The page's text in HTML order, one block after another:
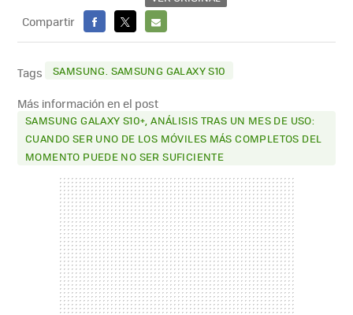
Compartir
FACEBOOK
X
E-
MAIL
Tags SAMSUNG. SAMSUNG GALAXY S10
Más información en el post
SAMSUNG GALAXY S10+, ANÁLISIS TRAS UN MES DE USO:
CUANDO SER UNO DE LOS MÓVILES MÁS COMPLETOS DEL
MOMENTO PUEDE NO SER SUFICIENTE